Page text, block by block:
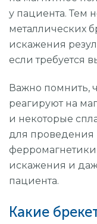
у пациента. Тем
металлических
искажения
если требуется
Важно помнить,
реагируют на
и некоторые
для проведения
ферромагнетики
искажения и
пациента.
Какие